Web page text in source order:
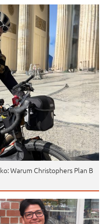
Warum Christophers Plan B